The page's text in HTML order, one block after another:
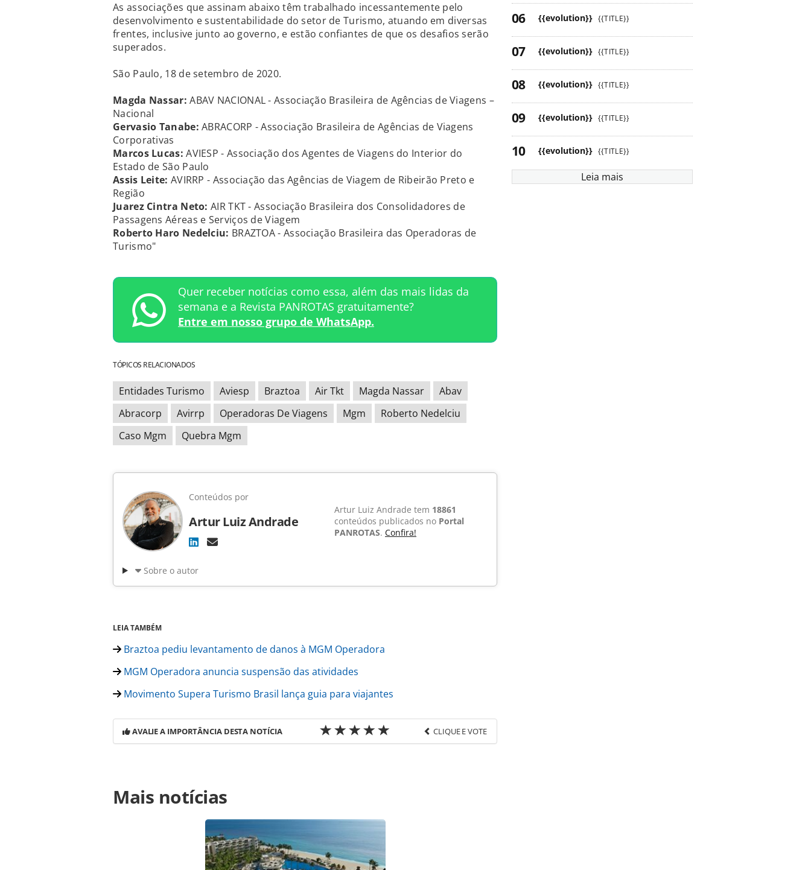
As associações que assinam abaixo têm trabalhado incessantemente pelo
desenvolvimento e sustentabilidade do setor de Turismo, atuando em diversas
frentes, inclusive junto ao governo, e estão confiantes de que os desafios serão
superados.
São Paulo, 18 de setembro de 2020.
Magda Nassar:ABAV NACIONAL - Associação Brasileira de Agências de Viagens –
Nacional
Gervasio Tanabe: ABRACORP - Associação Brasileira de Agências de Viagens
Corporativas
Marcos Lucas: AVIESP - Associação dos Agentes de Viagens do Interior do
Estado de São Paulo
Assis Leite: AVIRRP - Associação das Agências de Viagem de Ribeirão Preto e
Região
Juarez Cintra Neto: AIR TKT - Associação Brasileira dos Consolidadores de
Passagens Aéreas e Serviços de Viagem
Roberto Haro Nedelciu: BRAZTOA - Associação Brasileira das Operadoras de
Turismo"
Quer receber notícias como essa, além das mais lidas da
semana e a Revista PANROTAS gratuitamente?
Entre em nosso grupo de WhatsApp.
TÓPICOS RELACIONADOS
Entidades Turismo Aviesp Braztoa Air Tkt Magda Nassar
Abav
Abracorp
Avirrp Operadoras De Viagens Mgm
Roberto Nedelciu
Caso Mgm
Quebra Mgm
Conteúdos por
Artur Luiz Andrade
Artur Luiz Andrade tem 18861
conteúdos publicados no Portal
PANROTAS. Confira!
Sobre o autor
LEIA TAMBÉM
Braztoa pediu levantamento de danos à MGM Operadora
MGM Operadora anuncia suspensão das atividades
Movimento Supera Turismo Brasil lança guia para viajantes
AVALIE A IMPORTÂNCIA DESTA NOTÍCIA CLIQUE E VOTE
https://www.panrotas.com.br/mercado/operadoras/2020/09/seis-entidades-assinam-
comunicado-sobre-caso-mgm-operadora_176709.html ou as ferramentas oferecidas na
página. Todo o conteúdo produzido pela PANROTAS Editora é protegido pela legislação
brasileira sobre direito autoral. Não reproduza o conteúdo sem autorização da
PANROTAS Editora (copyright@panrotas.com.br).
Mais notícias
{{evolution}} {{TITLE}}
{{evolution}} {{TITLE}}
{{evolution}} {{TITLE}}
{{evolution}} {{TITLE}}
{{evolution}} {{TITLE}}
Leia mais